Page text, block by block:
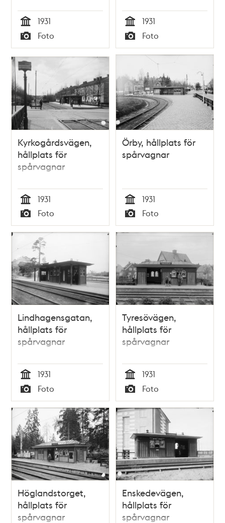
Tid
1931
Typ
Foto Tid
1931
Typ
Foto
Kyrkogårdsvägen,
hållplats för
spårvagnar
Tid
1931
Typ
Foto
Örby, hållplats för
spårvagnar
Tid
1931
Typ
Foto
Lindhagensgatan,
hållplats för
spårvagnar
Tid
1931
Typ
Foto
Tyresövägen,
hållplats för
spårvagnar
Tid
1931
Typ
Foto
Höglandstorget,
hållplats för
spårvagnar
Enskedevägen,
hållplats för
spårvagnar